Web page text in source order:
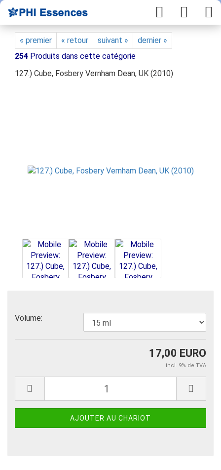
« premier « retour suivant »
dernier »
254 Produits dans cette catégorie
127.) Cube, Fosbery Vernham Dean, UK (2010)
Volume:
17,00 EURO
incl. 9% de TVA